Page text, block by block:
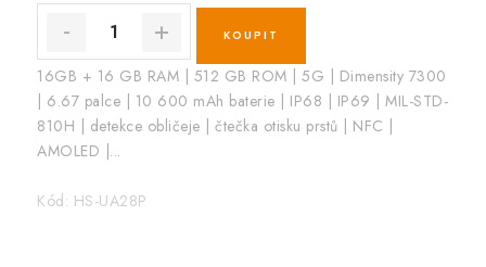
16GB + 16 GB RAM | 512 GB ROM | 5G | Dimensity 7300
| 6.67 palce | 10 600 mAh baterie | IP68 | IP69 | MIL-STD-
810H | detekce obličeje | čtečka otisku prstů | NFC |
AMOLED |...
Kód: HS-UA28P